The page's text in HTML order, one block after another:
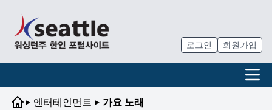
로그인 회원가입
▸ 엔터테인먼트 ▸ 가요 노래